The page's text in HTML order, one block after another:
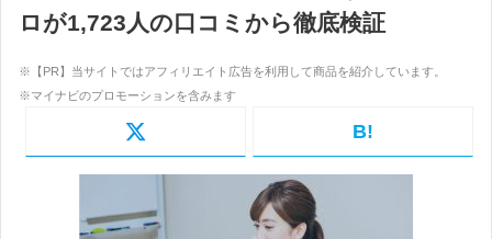
ロが1,723人の口コミから徹底検証
B!